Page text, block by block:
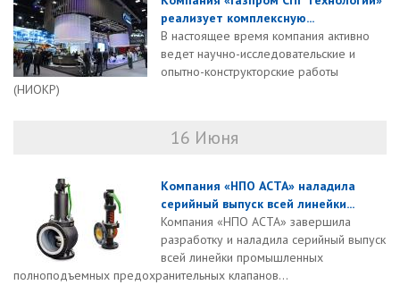
реализует комплексную...
В настоящее время компания активно
ведет научно-исследовательские и
опытно-конструкторские работы
(НИОКР)
16 Июня
Компания «НПО АСТА» наладила
серийный выпуск всей линейки...
Компания «НПО АСТА» завершила
разработку и наладила серийный выпуск
всей линейки промышленных
полноподъемных предохранительных клапанов...